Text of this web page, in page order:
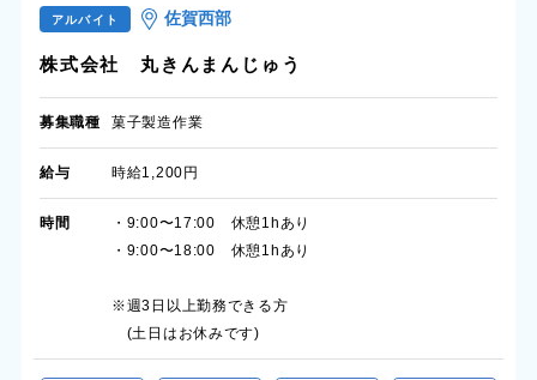
アルバイト 佐賀西部
株式会社 丸きんまんじゅう
募集職種 菓子製造作業
給与 時給1,200円
時間
・9:00〜17:00 休憩1hあり
・9:00〜18:00 休憩1hあり
※週3日以上勤務できる方
(土日はお休みです)